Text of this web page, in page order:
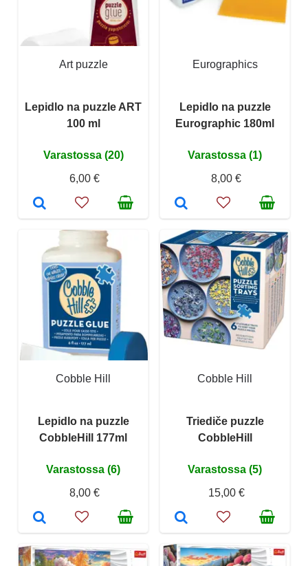
Art puzzle
Lepidlo na puzzle ART
100 ml
Varastossa (20)
6,00 €
Eurographics
Lepidlo na puzzle
Eurographic 180ml
Varastossa (1)
8,00 €
Cobble Hill
Lepidlo na puzzle
CobbleHill 177ml
Varastossa (6)
8,00 €
Cobble Hill
Triediče puzzle
CobbleHill
Varastossa (5)
15,00 €